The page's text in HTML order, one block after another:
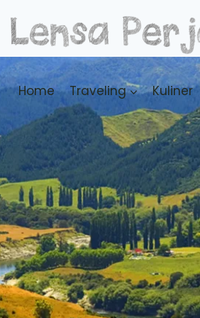
Home Traveling Kuliner